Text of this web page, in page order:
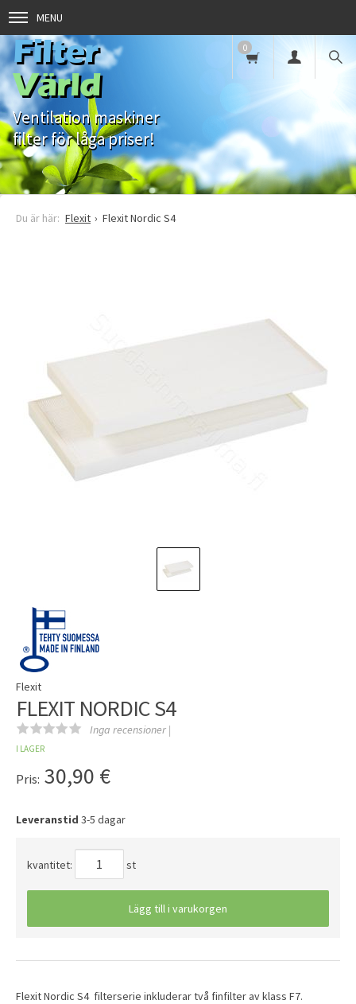
MENU
Filter
Värld
Ventilation maskiner
filter för låga priser!
0
Flexit Flexit Nordic S4
Flexit
FLEXIT NORDIC S4
Inga recensioner |
I LAGER
Pris: 30,90 €
Leveranstid 3-5 dagar
kvantitet: st
Lägg till i varukorgen
Flexit Nordic S4 filterserie inkluderar två finfilter av klass F7.